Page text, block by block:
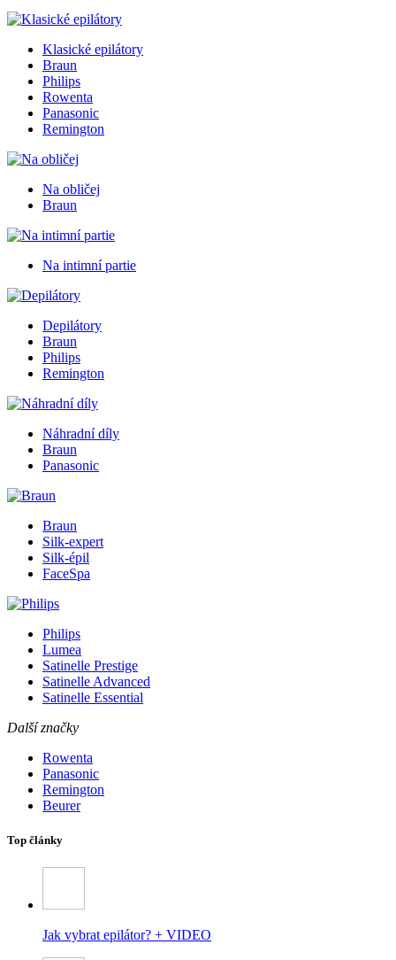
Klasické epilátory
Braun
Philips
Rowenta
Panasonic
Remington
Na obličej
Braun
Na intimní partie
Depilátory
Braun
Philips
Remington
Náhradní díly
Braun
Panasonic
Braun
Silk-expert
Silk-épil
FaceSpa
Philips
Lumea
Satinelle Prestige
Satinelle Advanced
Satinelle Essential
Další značky
Rowenta
Panasonic
Remington
Beurer
Top články
Jak vybrat epilátor? + VIDEO